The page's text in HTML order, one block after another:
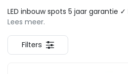
LED inbouw spots 5 jaar garantie
Lees meer.
Filters